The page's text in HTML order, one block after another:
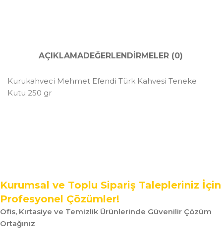
AÇIKLAMADEĞERLENDIRMELER (0)
Kurukahveci Mehmet Efendi Türk Kahvesi Teneke
Kutu 250 gr
Kurumsal ve Toplu Sipariş Talepleriniz İçin
Profesyonel Çözümler!
Ofis, Kırtasiye ve Temizlik Ürünlerinde Güvenilir Çözüm
Ortağınız